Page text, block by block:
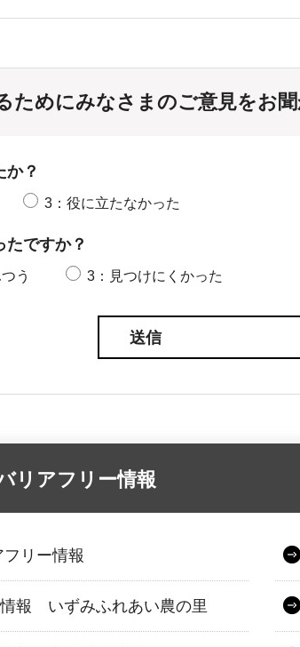
ためにみなさまのご意見をお
か？
3：役に立たなかった
たですか？
う 3：見つけにくかった
リアフリー情報
リー情報
報 いずみふれあい農の里